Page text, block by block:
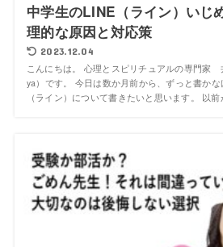
中学生のLINE（ライン）いじ
理的な原因と対応策
2023.12.04
こんにちは。 心理とスピリチュアルの専門家
ya）です。 今日は数か月前から、ずっと書か
（ライン）について書きたいと思います。 以前